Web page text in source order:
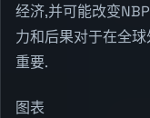
经济,并可能改变
力和后果对于在全
重要.
图表